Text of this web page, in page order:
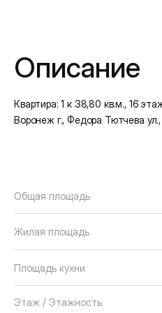
Описание
Квартира: 1 к 38,80 кв.м., 16
Воронеж г., Федора Тютчева
Общая площадь
Жилая площадь
Площадь кухни
Этаж / Этажность